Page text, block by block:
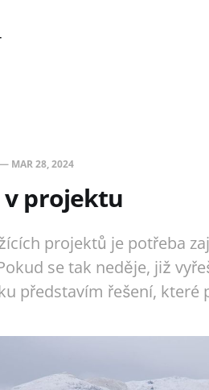
— MAR 28, 2024
projektu
projektů je potřeba
se tak neděje, již
představím řešení, které